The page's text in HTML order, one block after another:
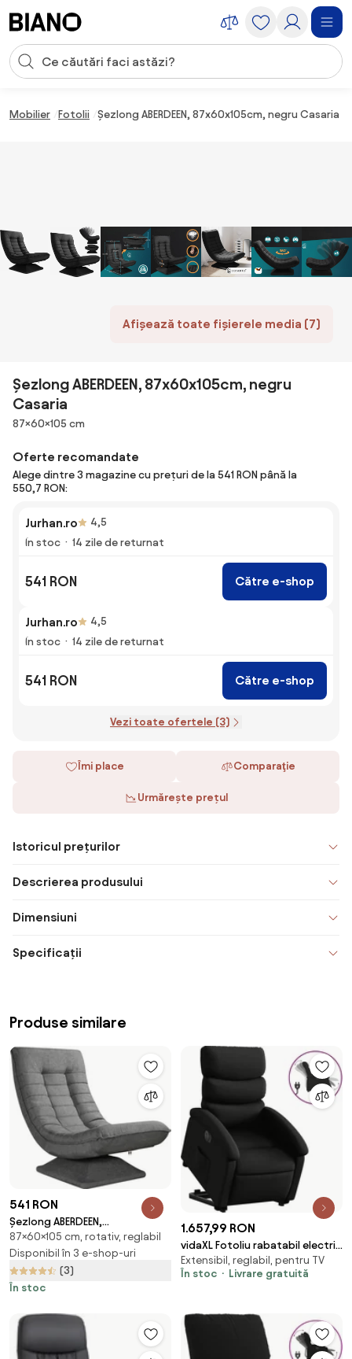
Introducerea căutării
Mobilier Fotolii Șezlong ABERDEEN, 87x60x105cm, negru Casaria
Afișează toate fișierele media (7)
Șezlong ABERDEEN, 87x60x105cm, negru
Casaria
Dimensiuni
87×60×105 cm
Oferte recomandate
Alege dintre 3 magazine cu prețuri de la 541 RON până la
550,7 RON:
Jurhan.ro
4,5
În stoc
14 zile de returnat
541 RON Către e-shop
Jurhan.ro
4,5
În stoc
14 zile de returnat
541 RON Către e-shop
Vezi toate ofertele (3)
Îmi place Comparaţie
Urmărește prețul
Istoricul prețurilor
Descrierea produsului
Dimensiuni
Specificații
Produse similare
541 RON
Șezlong ABERDEEN,
87x60x105cm, gri Casaria
87×60×105 cm, rotativ, reglabil
Disponibil în 3 e-shop-uri
(3)
În stoc
1.657,99 RON
vidaXL Fotoliu rabatabil electric
cu ridicare, negru, piele
ecologică
Extensibil, reglabil, pentru TV
În stoc
Livrare gratuită